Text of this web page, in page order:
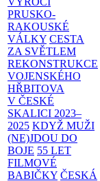
PRUSKO-
RAKOUSKÉ
VÁLKY CESTA
ZA SVĚTLEM
REKONSTRUKCE
VOJENSKÉHO
HŘBITOVA
V ČESKÉ
SKALICI 2023–
2025 KDYŽ MUŽI
(NE)JDOU DO
BOJE 55 LET
FILMOVÉ
BABIČKY ČESKÁ